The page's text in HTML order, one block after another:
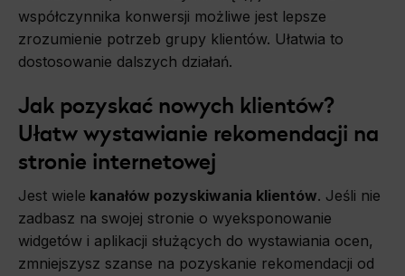
współczynnika konwersji możliwe jest lepsze
zrozumienie potrzeb grupy klientów. Ułatwia to
dostosowanie dalszych działań.
Jak pozyskać nowych klientów?
Ułatw wystawianie rekomendacji na
stronie internetowej
Jest wiele kanałów pozyskiwania klientów. Jeśli nie
zadbasz na swojej stronie o wyeksponowanie
widgetów i aplikacji służących do wystawiania ocen,
zmniejszysz szanse na pozyskanie rekomendacji od